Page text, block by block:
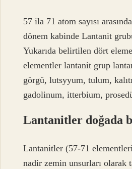
57 ila 71 atom sayısı
dönem kabinde Lantanit
Yukarıda belirtilen dört
elementler lantanit grup
görgü, lutsyyum, tulum,
gadolinum, itterbium,
Lantanitler doğada
Lantanitler (57-71
nadir zemin unsurları olarak